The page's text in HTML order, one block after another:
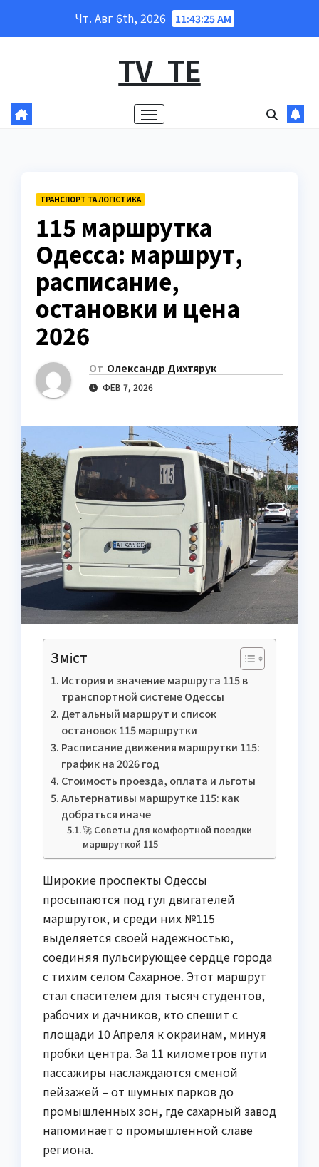
Чт. Авг 6th, 2026 11:43:26 AM
TV_TE
ТРАНСПОРТ ТА ЛОГІСТИКА
115 маршрутка
Одесса: маршрут,
расписание,
остановки и цена
2026
От Олександр Дихтярук
ФЕВ 7, 2026
Зміст
История и значение маршрута 115 в
транспортной системе Одессы
Детальный маршрут и список
остановок 115 маршрутки
Расписание движения маршрутки 115:
график на 2026 год
Стоимость проезда, оплата и льготы
Альтернативы маршрутке 115: как
добраться иначе
🚀 Советы для комфортной поездки
маршруткой 115
Широкие проспекты Одессы
просыпаются под гул двигателей
маршруток, и среди них №115
выделяется своей надежностью,
соединяя пульсирующее сердце города
с тихим селом Сахарное. Этот маршрут
стал спасителем для тысяч студентов,
рабочих и дачников, кто спешит с
площади 10 Апреля к окраинам, минуя
пробки центра. За 11 километров пути
пассажиры наслаждаются сменой
пейзажей – от шумных парков до
промышленных зон, где сахарный завод
напоминает о промышленной славе
региона.